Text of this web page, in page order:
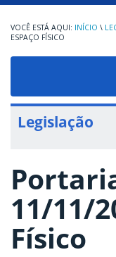
INÍCIO \
ESPAÇO FÍSICO
Legislação
11/11/
Físico